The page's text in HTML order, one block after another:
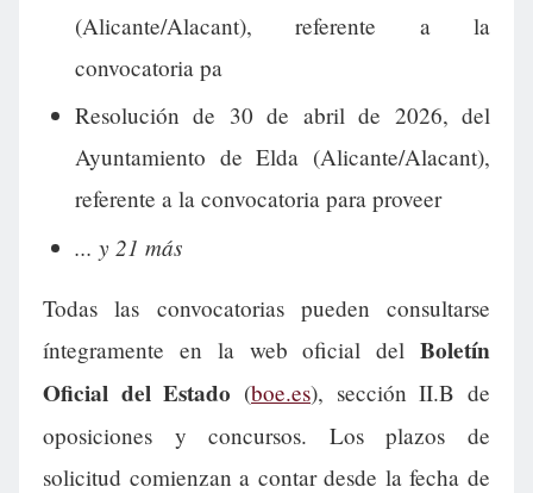
(Alicante/Alacant), referente a la
convocatoria pa
Resolución de 30 de abril de 2026, del
Ayuntamiento de Elda (Alicante/Alacant),
referente a la convocatoria para proveer
... y 21 más
Todas las convocatorias pueden consultarse
íntegramente en la web oficial del Boletín
Oficial del Estado (boe.es), sección II.B de
oposiciones y concursos. Los plazos de
solicitud comienzan a contar desde la fecha de